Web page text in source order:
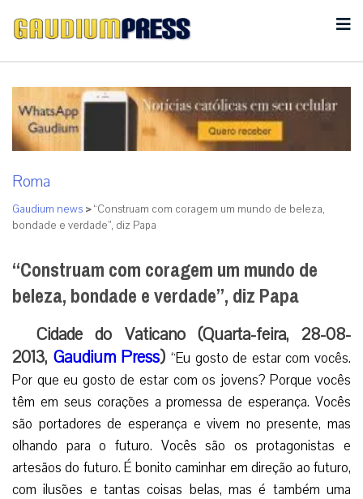
Roma
Gaudium news >“Construam com coragem um mundo de beleza,
bondade e verdade”, diz Papa
“Construam com coragem um mundo de
beleza, bondade e verdade”, diz Papa
Cidade do Vaticano (Quarta-feira, 28-08-
2013, Gaudium Press) “Eu gosto de estar com vocês.
Por que eu gosto de estar com os jovens? Porque vocês
têm em seus corações a promessa de esperança. Vocês
são portadores de esperança e vivem no presente, mas
olhando para o futuro. Vocês são os protagonistas e
artesãos do futuro. É bonito caminhar em direção ao futuro,
com ilusões e tantas coisas belas, mas é também uma